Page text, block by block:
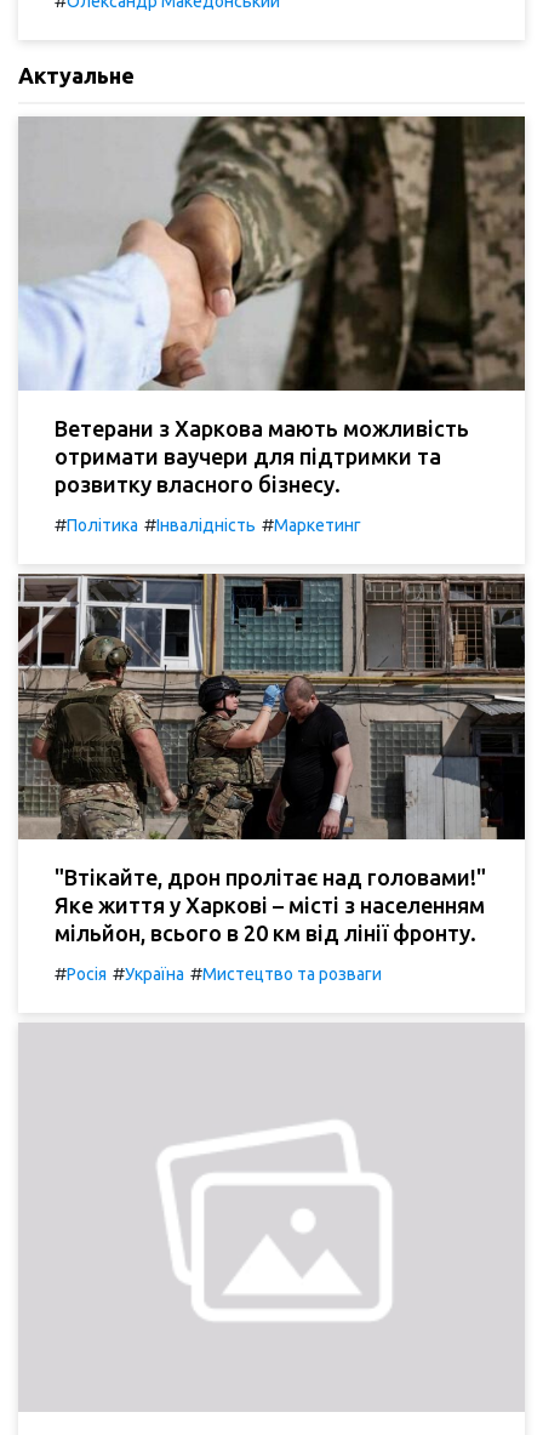
Актуальне
Ветерани з Харкова мають можливість
отримати ваучери для підтримки та
розвитку власного бізнесу.
#Політика #Інвалідність #Маркетинг
"Втікайте, дрон пролітає над головами!"
Яке життя у Харкові – місті з населенням
мільйон, всього в 20 км від лінії фронту.
#Росія #Україна #Мистецтво та розваги